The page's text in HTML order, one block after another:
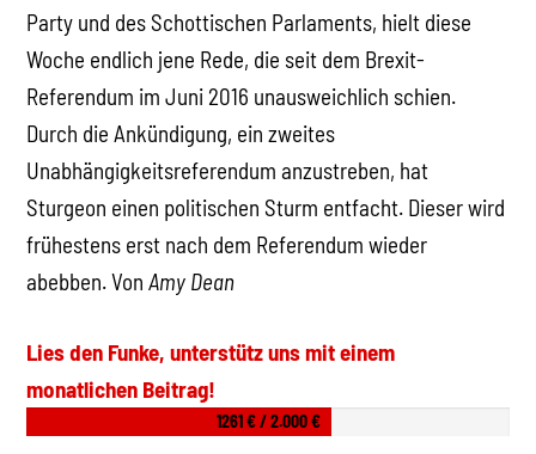
Party und des Schottischen Parlaments, hielt diese
Woche endlich jene Rede, die seit dem Brexit-
Referendum im Juni 2016 unausweichlich schien.
Durch die Ankündigung, ein zweites
Unabhängigkeitsreferendum anzustreben, hat
Sturgeon einen politischen Sturm entfacht. Dieser wird
frühestens erst nach dem Referendum wieder
abebben. VonAmy Dean
Lies den Funke, unterstütz uns mit einem
monatlichen Beitrag!
1261 € / 2.000 €